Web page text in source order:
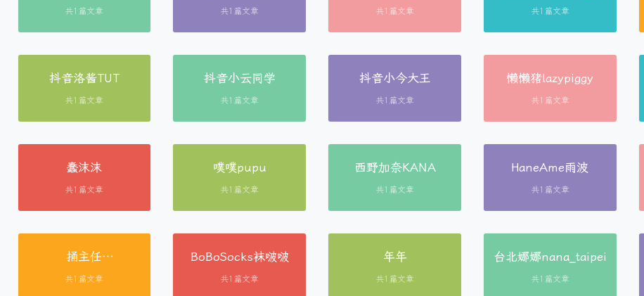
共1篇文章 共1篇文章 共1篇文章 共1篇文章
抖音洛酱TUT
共1篇文章
抖音小云同学
共1篇文章
抖音小今大王
共1篇文章
懒懒猪lazypiggy
共1篇文章
蠢沫沫
共1篇文章
噗噗pupu
共1篇文章
西野加奈KANA
共1篇文章
HaneAme雨波
共1篇文章
捅主任
DirectorTONG
共1篇文章
BoBoSocks袜啵啵
共1篇文章
年年
共1篇文章
台北娜娜nana_taipei
共1篇文章